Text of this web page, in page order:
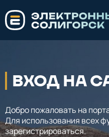
ВХОД НА
Добро пожаловать на
Для использования всех
зарегистрироваться.